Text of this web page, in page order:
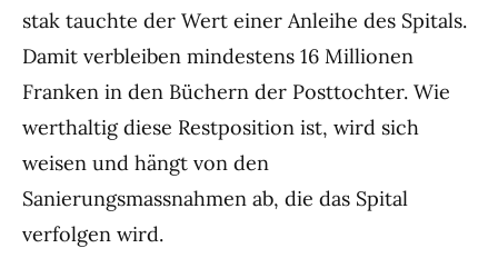
stak tauchte der Wert einer Anleihe des Spitals.
Damit verbleiben mindestens 16 Millionen
Franken in den Büchern der Posttochter. Wie
werthaltig diese Restposition ist, wird sich
weisen und hängt von den
Sanierungsmassnahmen ab, die das Spital
verfolgen wird.